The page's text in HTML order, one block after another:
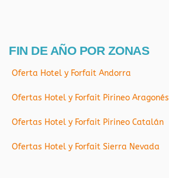
FIN DE AÑO POR ZONAS
Oferta Hotel y Forfait Andorra
Ofertas Hotel y Forfait Pirineo Aragonés
Ofertas Hotel y Forfait Pirineo Catalán
Ofertas Hotel y Forfait Sierra Nevada